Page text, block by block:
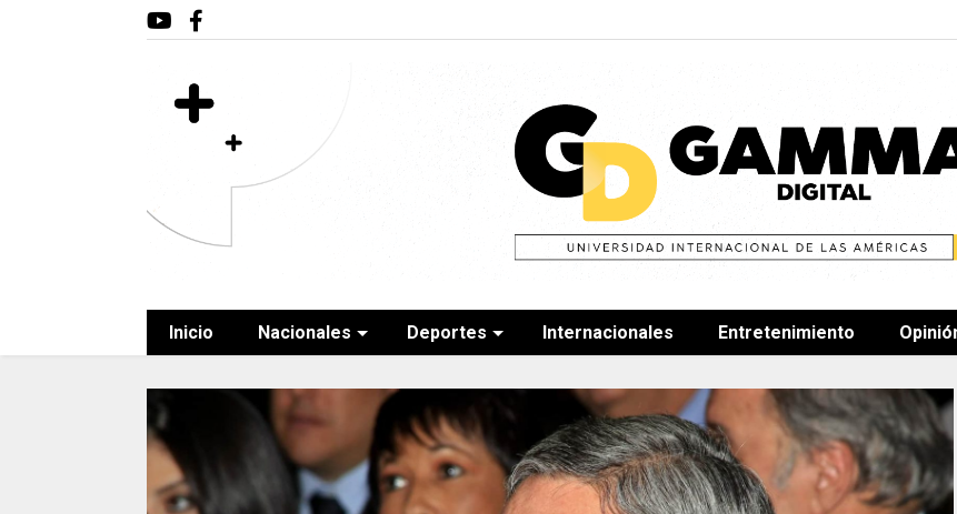
Inicio Nacionales Deportes Internacionales Entretenimiento